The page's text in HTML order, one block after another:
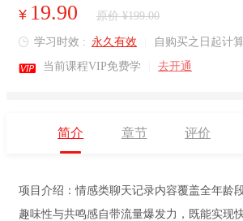
¥ 19.90 原价 ¥199.00
 学习时效 : 永久有效 自购买之日起计
 当前课程VIP免费学 去开通
简介 章节 评价
项目介绍：情感类聊天记录内容覆盖全年龄
趣味性与共鸣感自带流量爆发力，既能实现